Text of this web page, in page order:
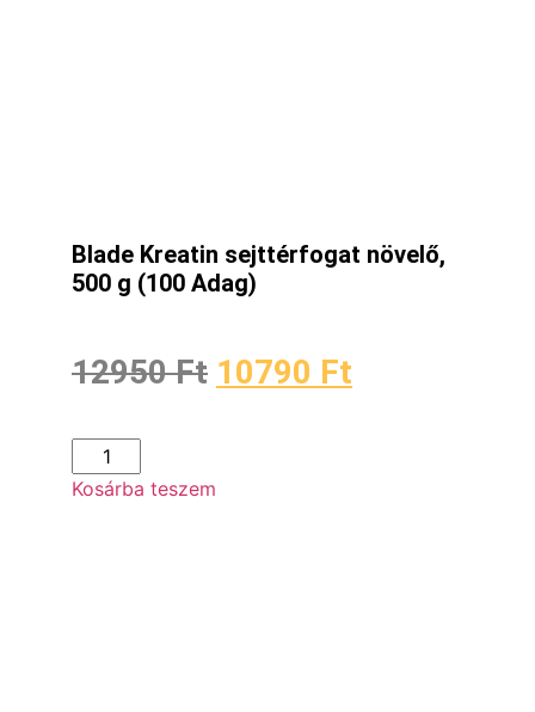
Blade Kreatin sejttérfogat növelő,
500 g (100 Adag)
12950Ft 10790 Ft
Kosárba teszem